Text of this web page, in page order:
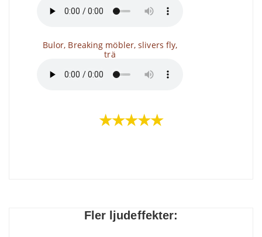
Bulor, Breaking möbler, slivers fly,
trä
★★★★★
Fler ljudeffekter: